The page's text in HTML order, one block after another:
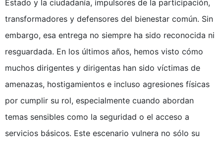
Estado y la ciudadanía, impulsores de la participación,
transformadores y defensores del bienestar común. Sin
embargo, esa entrega no siempre ha sido reconocida ni
resguardada. En los últimos años, hemos visto cómo
muchos dirigentes y dirigentas han sido víctimas de
amenazas, hostigamientos e incluso agresiones físicas
por cumplir su rol, especialmente cuando abordan
temas sensibles como la seguridad o el acceso a
servicios básicos. Este escenario vulnera no sólo su